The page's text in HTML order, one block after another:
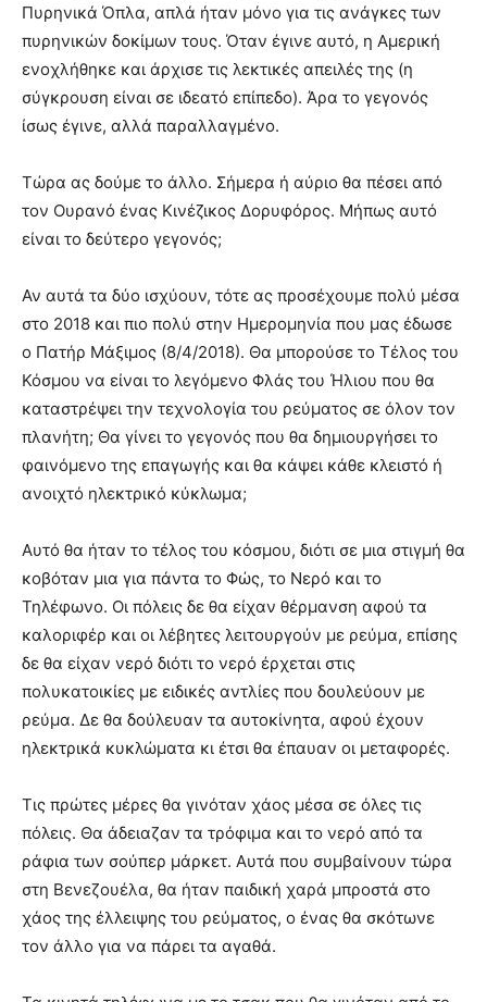
Πυρηνικά Όπλα, απλά ήταν μόνο για τις ανάγκες των
πυρηνικών δοκίμων τους. Όταν έγινε αυτό, η Αμερική
ενοχλήθηκε και άρχισε τις λεκτικές απειλές της (η
σύγκρουση είναι σε ιδεατό επίπεδο). Άρα το γεγονός
ίσως έγινε, αλλά παραλλαγμένο.
Τώρα ας δούμε το άλλο. Σήμερα ή αύριο θα πέσει από
τον Ουρανό ένας Κινέζικος Δορυφόρος. Μήπως αυτό
είναι το δεύτερο γεγονός;
Αν αυτά τα δύο ισχύουν, τότε ας προσέχουμε πολύ μέσα
στο 2018 και πιο πολύ στην Ημερομηνία που μας έδωσε
ο Πατήρ Μάξιμος (8/4/2018). Θα μπορούσε το Τέλος του
Κόσμου να είναι το λεγόμενο Φλάς του Ήλιου που θα
καταστρέψει την τεχνολογία του ρεύματος σε όλον τον
πλανήτη; Θα γίνει το γεγονός που θα δημιουργήσει το
φαινόμενο της επαγωγής και θα κάψει κάθε κλειστό ή
ανοιχτό ηλεκτρικό κύκλωμα;
Αυτό θα ήταν το τέλος του κόσμου, διότι σε μια στιγμή θα
κοβόταν μια για πάντα το Φώς, το Νερό και το
Τηλέφωνο. Οι πόλεις δε θα είχαν θέρμανση αφού τα
καλοριφέρ και οι λέβητες λειτουργούν με ρεύμα, επίσης
δε θα είχαν νερό διότι το νερό έρχεται στις
πολυκατοικίες με ειδικές αντλίες που δουλεύουν με
ρεύμα. Δε θα δούλευαν τα αυτοκίνητα, αφού έχουν
ηλεκτρικά κυκλώματα κι έτσι θα έπαυαν οι μεταφορές.
Τις πρώτες μέρες θα γινόταν χάος μέσα σε όλες τις
πόλεις. Θα άδειαζαν τα τρόφιμα και το νερό από τα
ράφια των σούπερ μάρκετ. Αυτά που συμβαίνουν τώρα
στη Βενεζουέλα, θα ήταν παιδική χαρά μπροστά στο
χάος της έλλειψης του ρεύματος, ο ένας θα σκότωνε
τον άλλο για να πάρει τα αγαθά.